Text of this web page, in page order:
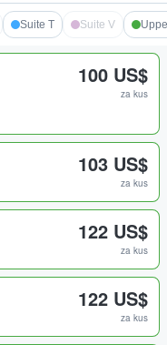
Suite T Suite V
100 US$
za kus
103 US$
za kus
122 US$
za kus
122 US$
za kus